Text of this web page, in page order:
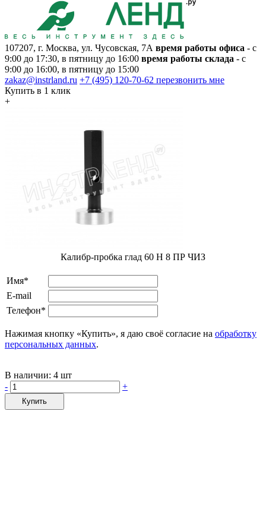
107207, г. Москва, ул. Чусовская, 7А время работы офиса - с
9:00 до 17:30, в пятницу до 16:00 время работы склада - с
9:00 до 16:00, в пятницу до 15:00
zakaz@instrland.ru +7 (495) 120-70-62 перезвонить мне
Купить в 1 клик
+
Калибр-пробка глад 60 H 8 ПР ЧИЗ
Имя*
E-mail
Телефон*
Нажимая кнопку «Купить», я даю своё согласие на обработку
персональных данных.
В наличии: 4 шт
-
+
Купить